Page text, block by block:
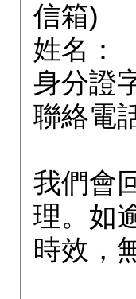
信箱)
姓名：
身分證
聯絡電
我們會
理。如
時效，